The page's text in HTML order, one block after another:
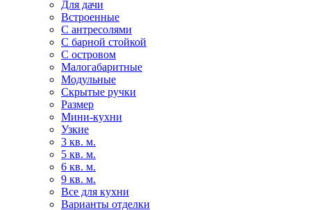
Для дачи
Встроенные
С антресолями
С барной стойкой
С островом
Малогабаритные
Модульные
Скрытые ручки
Размер
Мини-кухни
Узкие
3 кв. м.
5 кв. м.
6 кв. м.
9 кв. м.
Все для кухни
Варианты отделки